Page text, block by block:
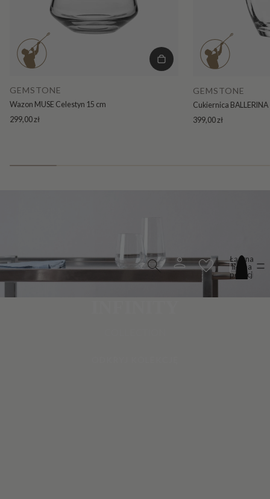
Łączna
liczba
pozycji
w
GEMSTONE
Wazon MUSE Celestyn 15 cm
299,00 zł
GEMSTONE
Cukiernica BALLERINA
399,00 zł